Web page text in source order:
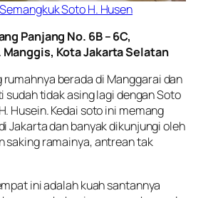
Soto H. Husen
Panjang No. 6B – 6C,
Manggis, Kota Jakarta Selatan
rumahnya berada di Manggarai dan
sudah tidak asing lagi dengan Soto
Husein. Kedai soto ini memang
Jakarta dan banyak dikunjungi oleh
saking ramainya, antrean tak
ini adalah kuah santannya